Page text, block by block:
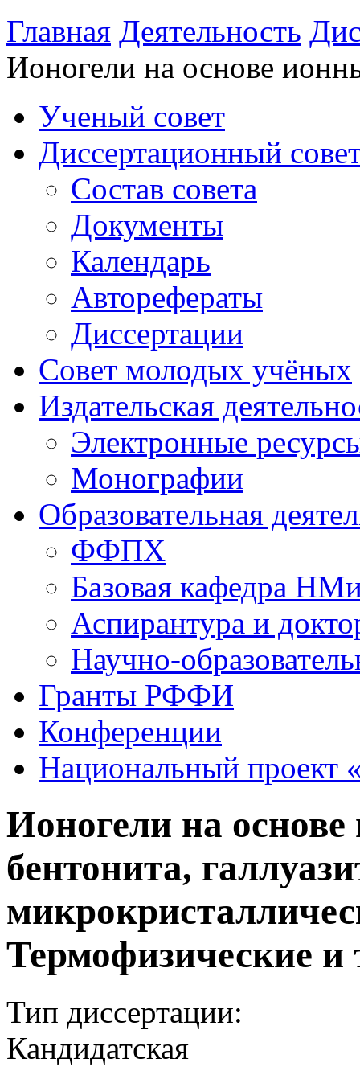
Главная Деятельность
Ионогели на основе
Ученый совет
Диссертационный
Состав совета
Документы
Календарь
Авторефераты
Диссертации
Совет молодых учёных
Издательская
Электронные
Монографии
Образовательная
ФФПХ
Базовая кафедра
Аспирантура и
Научно-
Гранты РФФИ
Конференции
Национальный проект
Ионогели на
бентонита,
Термофизические и
Тип диссертации:
Кандидатская